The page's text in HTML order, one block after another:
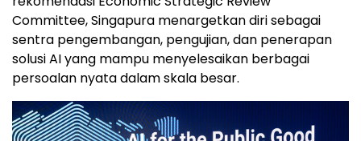
Committee, Singapura menargetkan diri sebagai
sentra pengembangan, pengujian, dan penerapan
solusi AI yang mampu menyelesaikan berbagai
persoalan nyata dalam skala besar.